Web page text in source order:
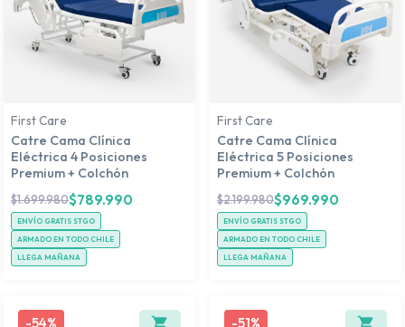
First Care
Catre Cama Clínica
Eléctrica 4 Posiciones
Premium + Colchón
$1.699.980$789.990
ENVÍO GRATIS STGO
ARMADO EN TODO CHILE
LLEGA MAÑANA
First Care
Catre Cama Clínica
Eléctrica 5 Posiciones
Premium + Colchón
$2.199.980$969.990
ENVÍO GRATIS STGO
ARMADO EN TODO CHILE
LLEGA MAÑANA
-54% -51%